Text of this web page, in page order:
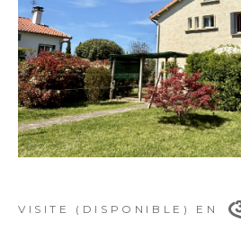
VISITE (DISPONIBLE) EN